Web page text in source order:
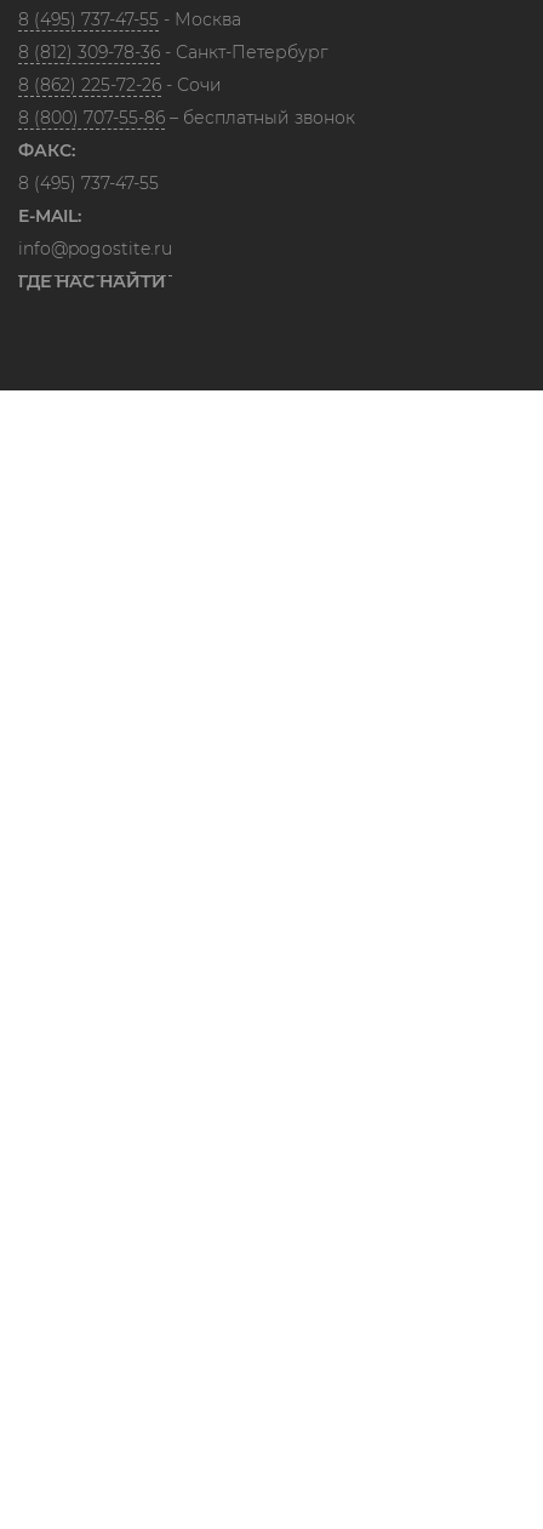
8 (495) 737-47-55 - Москва
8 (812) 309-78-36 - Санкт-Петербург
8 (862) 225-72-26 - Сочи
8 (800) 707-55-86 – бесплатный звонок
ФАКС:
8 (495) 737-47-55
E-MAIL:
info@pogostite.ru
ГДЕ НАС НАЙТИ